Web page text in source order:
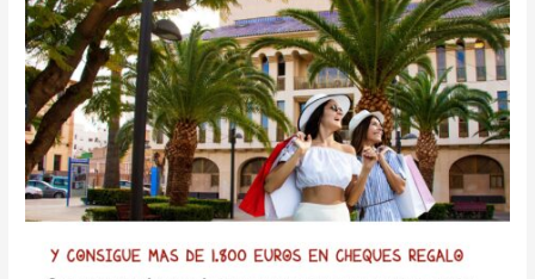
SANT
JOAN